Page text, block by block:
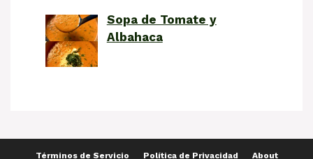
Sopa de Tomate y
Albahaca
Términos de Servicio Política de Privacidad About